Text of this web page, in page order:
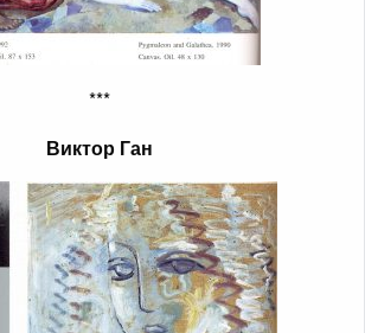
***
Виктор Ган